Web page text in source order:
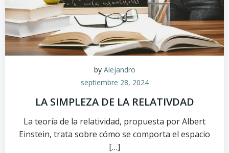
by Alejandro
septiembre 28, 2024
LA SIMPLEZA DE LA RELATIVDAD
La teoría de la relatividad, propuesta por Albert
Einstein, trata sobre cómo se comporta el espacio
[…]